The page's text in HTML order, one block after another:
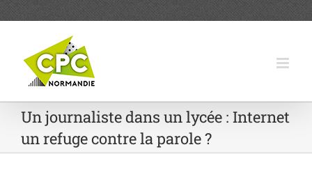
Un journaliste dans un lycée : Internet
un refuge contre la parole ?